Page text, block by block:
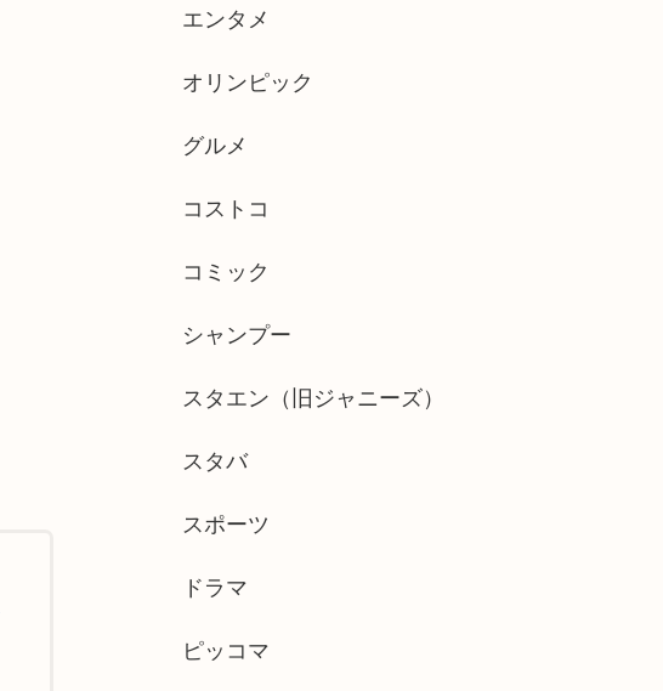
エンタメ
オリンピック
グルメ
コストコ
コミック
シャンプー
スタエン（旧ジャニーズ）
スタバ
スポーツ
ドラマ
ピッコマ